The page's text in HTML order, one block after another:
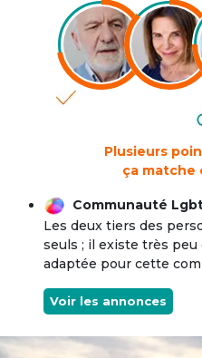
Plusieurs
ça matche
Communauté
Les deux tiers des
seuls ; il existe très
adaptée pour cette
Voir les annonces